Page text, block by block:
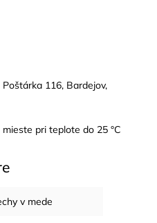
116, Bardejov,
pri teplote do 25 °C
v mede